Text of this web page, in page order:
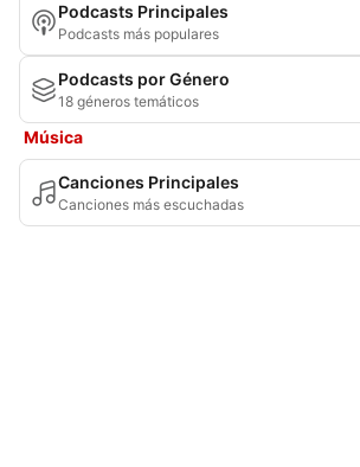
Podcasts Principales
Podcasts más populares
Podcasts por Género
18 géneros temáticos
Música
Canciones Principales
Canciones más escuchadas